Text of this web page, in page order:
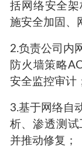
括网络安全
施安全加固、
2.负责公司内
防火墙策略
安全监控审计
3.基于网络自
析、渗透测
并推动修复；